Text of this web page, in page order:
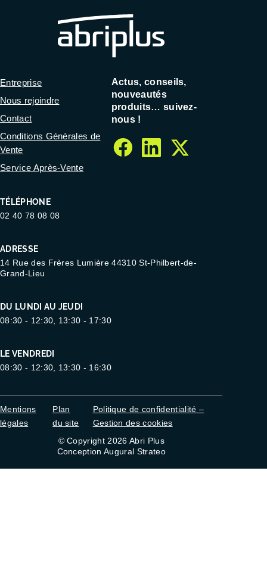
TÉLÉPHONE
02 40 78 08 08
ADRESSE
14 Rue des Frères Lumière 44310 St-Philbert-de-
Grand-Lieu
DU LUNDI AU JEUDI
08:30 - 12:30, 13:30 - 17:30
LE VENDREDI
08:30 - 12:30, 13:30 - 16:30
Entreprise
Nous rejoindre
Contact
Conditions Générales de
Vente
Service Après-Vente
Actus, conseils,
nouveautés
produits… suivez-
nous !
facebook
linkedin
twitter
Mentions
légales
Plan
du site
Politique de confidentialité –
Gestion des cookies
© Copyright 2026 Abri Plus
Conception Augural Strateo